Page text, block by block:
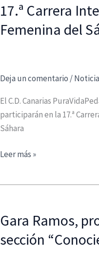
17.ª Carrera
Femenina del
Deja un comentario /
El C.D. Canarias
participarán en la 17.ª
Sáhara
17.ª
Sáhara
Leer más »
Gara Ramos,
sección